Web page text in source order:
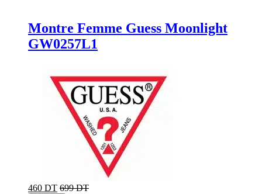
Montre Femme Guess Moonlight
GW0257L1
460 DT 699 DT